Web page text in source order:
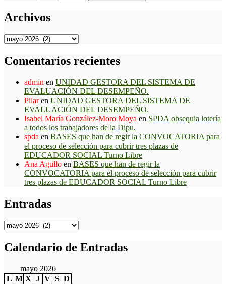
Archivos
Archivos
Comentarios recientes
admin en UNIDAD GESTORA DEL SISTEMA DE
EVALUACIÓN DEL DESEMPEÑO.
Pilaren UNIDAD GESTORA DEL SISTEMA DE
EVALUACIÓN DEL DESEMPEÑO.
Isabel María González-Moro Moya en SPDA obsequia lotería
a todos los trabajadores de la Dipu.
spda en BASES que han de regir la CONVOCATORIA para
el proceso de selección para cubrir tres plazas de
EDUCADOR SOCIAL Turno Libre
Ana Agullo en BASES que han de regir la
CONVOCATORIA para el proceso de selección para cubrir
tres plazas de EDUCADOR SOCIAL Turno Libre
Entradas
Entradas
Calendario de Entradas
mayo 2026
L M X J V S D